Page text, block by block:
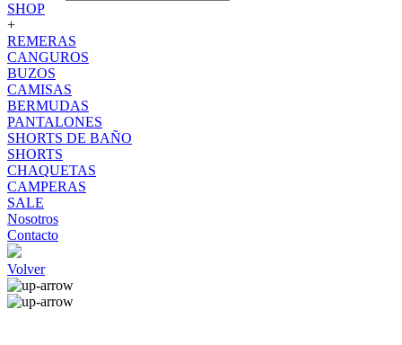
SHOP
+
REMERAS
CANGUROS
BUZOS
CAMISAS
BERMUDAS
PANTALONES
SHORTS DE BAÑO
SHORTS
CHAQUETAS
CAMPERAS
SALE
Nosotros
Contacto
Volver